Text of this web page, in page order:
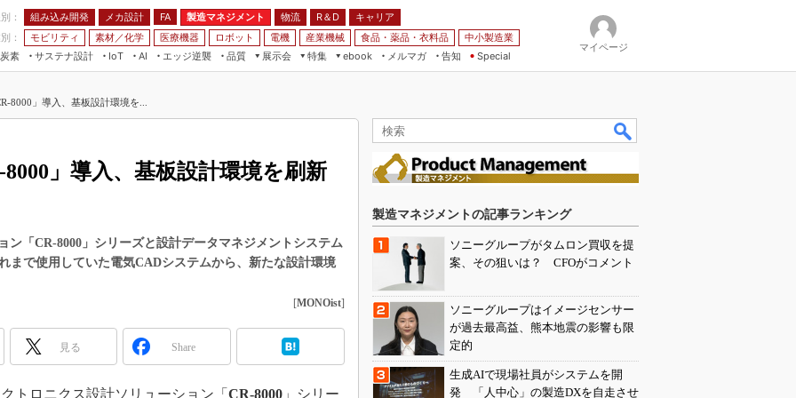
： 組み込み開発 メカ設計 FA 製造マネジメント 物流 R＆D
キャリア
：
モビリティ 素材／化学 医療機器 ロボット 電機 産業機械 食品・薬品・衣料品
中小製造業
素
サステナ設計 IoT
AI
全
エッジ逆襲 品質
展示会
JIMTOF
IIFES
TECHNO-FRONTIER
EdgeTech+
日本ものづくりワールド
AUTOMOTIVE WORLD
特集
つながるクルマ
VR／AR
フィールドサービス
組み込み画像技術
組み込みモデリング
ISO26262
ebook
FA
モビリティ
メルマガ
告知 Special
マイページ
8000」導入、基板設計環境を...
」導入、基板設計環境を刷新
ン「CR-8000」シリーズと設計データマネジメントシステム
まで使用していた電気CADシステムから、新たな設計環境
[MONOist]
見る Share
トロニクス設計ソリューション「 CR-8000 」シリー
製造マネジメントの記事ランキング
ソニーグループがタムロン買収を提
案、その狙いは？ CFOがコメント
ソニーグループはイメージセンサー
が過去最高益、熊本地震の影響も限
定的
生成AIで現場社員がシステムを開
発 「人中心」の製造DXを自走させ